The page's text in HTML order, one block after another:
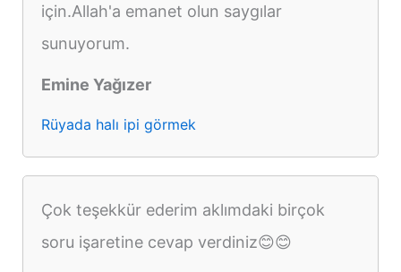
için.Allah'a emanet olun saygılar
sunuyorum.
Emine Yağızer
Rüyada halı ipi görmek
Çok teşekkür ederim aklımdaki birçok
soru işaretine cevap verdiniz😊😊